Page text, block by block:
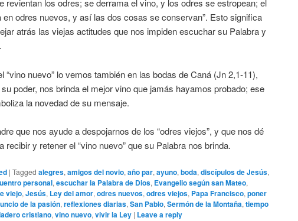
revientan los odres; se derrama el vino, y los odres se estropean; el
en odres nuevos, y así las dos cosas se conservan”. Esto significa
atrás las viejas actitudes que nos impiden escuchar su Palabra y
“vino nuevo” lo vemos también en las bodas de Caná (Jn 2,1-11),
poder, nos brinda el mejor vino que jamás hayamos probado; ese
la novedad de su mensaje.
que nos ayude a despojarnos de los “odres viejos”, y que nos dé
recibir y retener el “vino nuevo” que su Palabra nos brinda.
| Tagged alegres, amigos del novio, año par, ayuno, boda, discípulos de Jesús,
personal, escuchar la Palabra de Dios, Evangelio según san Mateo,
viejo, Jesús, Ley del amor, odres nuevos, odres viejos, Papa Francisco, poner
de la pasión, reflexiones diarias, San Pablo, Sermón de la Montaña, tiempo
cristiano, vino nuevo, vivir la Ley | Leave a reply